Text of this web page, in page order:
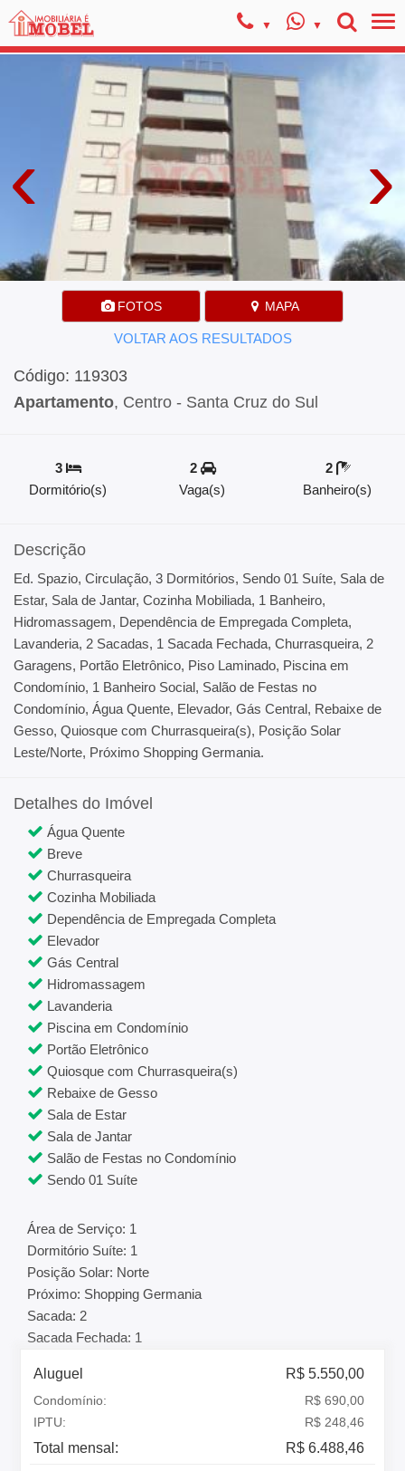
‹ ›
FOTOS MAPA
VOLTAR AOS RESULTADOS
Código: 119303
Apartamento, Centro - Santa Cruz do Sul
3
Dormitório(s)
2
Vaga(s)
2
Banheiro(s)
Descrição
Ed. Spazio, Circulação, 3 Dormitórios, Sendo 01 Suíte, Sala de
Estar, Sala de Jantar, Cozinha Mobiliada, 1 Banheiro,
Hidromassagem, Dependência de Empregada Completa,
Lavanderia, 2 Sacadas, 1 Sacada Fechada, Churrasqueira, 2
Garagens, Portão Eletrônico, Piso Laminado, Piscina em
Condomínio, 1 Banheiro Social, Salão de Festas no
Condomínio, Água Quente, Elevador, Gás Central, Rebaixe de
Gesso, Quiosque com Churrasqueira(s), Posição Solar
Leste/Norte, Próximo Shopping Germania.
Detalhes do Imóvel
Água Quente
Breve
Churrasqueira
Cozinha Mobiliada
Dependência de Empregada Completa
Elevador
Gás Central
Hidromassagem
Lavanderia
Piscina em Condomínio
Portão Eletrônico
Quiosque com Churrasqueira(s)
Rebaixe de Gesso
Sala de Estar
Sala de Jantar
Salão de Festas no Condomínio
Sendo 01 Suíte
Área de Serviço: 1
Dormitório Suíte: 1
Posição Solar: Norte
Próximo: Shopping Germania
Sacada: 2
Sacada Fechada: 1
Aluguel R$ 5.550,00
Condomínio:
R$ 690,00
IPTU:
R$ 248,46
Total mensal: R$ 6.488,46